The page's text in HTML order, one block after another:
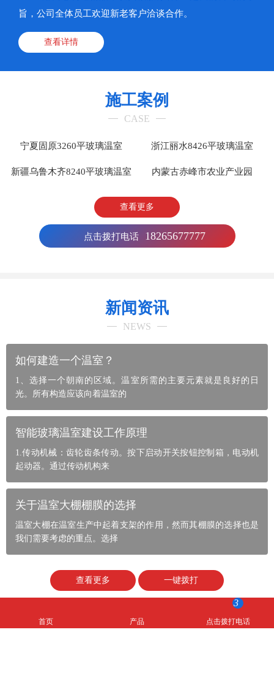
旨，公司全体员工欢迎新老客户洽谈合作。
查看详情
施工案例
CASE
宁夏固原3260平玻璃温室 浙江丽水8426平玻璃温室
新疆乌鲁木齐8240平玻璃温室 内蒙古赤峰市农业产业园
查看更多
点击拨打电话 18265677777
新闻资讯
NEWS
如何建造一个温室？
1、选择一个朝南的区域。温室所需的主要元素就是良好的日
光。所有构造应该向着温室的
智能玻璃温室建设工作原理
1.传动机械：齿轮齿条传动。按下启动开关按钮控制箱，电动机
起动器。通过传动机构来
关于温室大棚棚膜的选择
温室大棚在温室生产中起着支架的作用，然而其棚膜的选择也是
我们需要考虑的重点。选择
查看更多 一键拨打
首页 产品
3
点击拨打电话